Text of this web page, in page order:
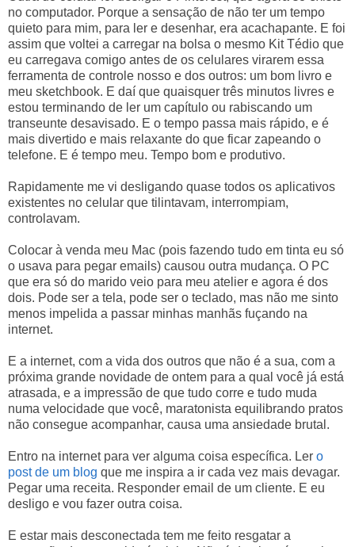
no computador. Porque a sensação de não ter um tempo
quieto para mim, para ler e desenhar, era acachapante. E foi
assim que voltei a carregar na bolsa o mesmo Kit Tédio que
eu carregava comigo antes de os celulares virarem essa
ferramenta de controle nosso e dos outros: um bom livro e
meu sketchbook. E daí que quaisquer três minutos livres e
estou terminando de ler um capítulo ou rabiscando um
transeunte desavisado. E o tempo passa mais rápido, e é
mais divertido e mais relaxante do que ficar zapeando o
telefone. E é tempo meu. Tempo bom e produtivo.
Rapidamente me vi desligando quase todos os aplicativos
existentes no celular que tilintavam, interrompiam,
controlavam.
Colocar à venda meu Mac (pois fazendo tudo em tinta eu só
o usava para pegar emails) causou outra mudança. O PC
que era só do marido veio para meu atelier e agora é dos
dois. Pode ser a tela, pode ser o teclado, mas não me sinto
menos impelida a passar minhas manhãs fuçando na
internet.
E a internet, com a vida dos outros que não é a sua, com a
próxima grande novidade de ontem para a qual você já está
atrasada, e a impressão de que tudo corre e tudo muda
numa velocidade que você, maratonista equilibrando pratos
não consegue acompanhar, causa uma ansiedade brutal.
Entro na internet para ver alguma coisa específica. Ler o
post de um blog que me inspira a ir cada vez mais devagar.
Pegar uma receita. Responder email de um cliente. E eu
desligo e vou fazer outra coisa.
E estar mais desconectada tem me feito resgatar a